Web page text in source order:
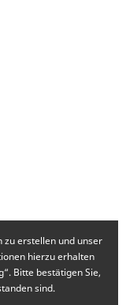
zu erstellen und unser
hierzu erhalten
Bitte bestätigen Sie,
sind.